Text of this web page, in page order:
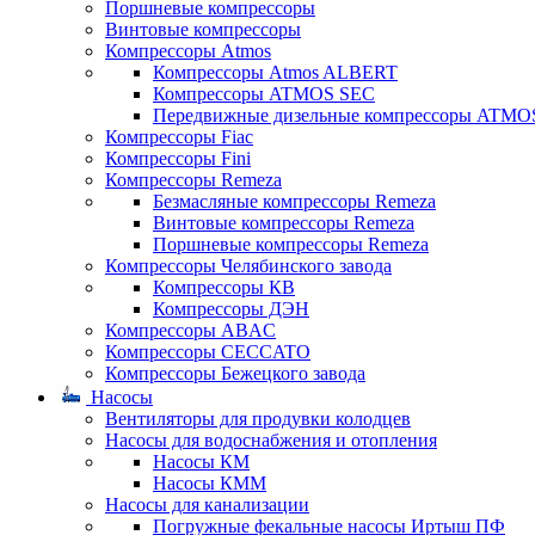
Поршневые компрессоры
Винтовые компрессоры
Компрессоры Atmos
Компрессоры Atmos ALBERT
Компрессоры ATMOS SEC
Передвижные дизельные компрессоры
Компрессоры Fiac
Компрессоры Fini
Компрессоры Remeza
Безмасляные компрессоры Remeza
Винтовые компрессоры Remeza
Поршневые компрессоры Remeza
Компрессоры Челябинского завода
Компрессоры КВ
Компрессоры ДЭН
Компрессоры ABAC
Компрессоры CECCATO
Компрессоры Бежецкого завода
Насосы
Вентиляторы для продувки колодцев
Насосы для водоснабжения и отопления
Насосы КМ
Насосы КММ
Насосы для канализации
Погружные фекальные насосы Иртыш ПФ